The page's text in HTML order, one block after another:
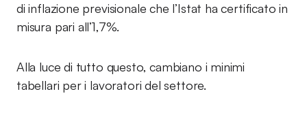
di inflazione previsionale che l’Istat ha certificato in
misura pari all’1,7%.
Alla luce di tutto questo, cambiano i minimi
tabellari per i lavoratori del settore.